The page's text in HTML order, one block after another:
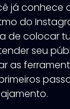
já conhece
do
de colocar
seu
as